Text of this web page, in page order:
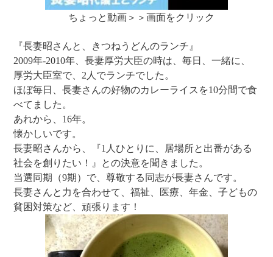
ちょっと動画＞＞画面をクリック
『長妻昭さんと、きつねうどんのランチ』
2009年-2010年、長妻厚労大臣の時は、毎日、一緒に、
厚労大臣室で、2人でランチでした。
ほぼ毎日、長妻さんの好物のカレーライスを10分間で食
べてました。
あれから、16年。
懐かしいです。
長妻昭さんから、『1人ひとりに、居場所と出番がある
社会を創りたい！』との決意を聞きました。
当選同期（9期）で、尊敬する同志が長妻さんです。
長妻さんと力を合わせて、福祉、医療、年金、子どもの
貧困対策など、頑張ります！